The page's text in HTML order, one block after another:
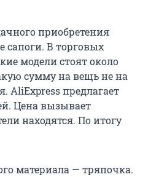
приобретения
сапоги. В торговых
модели стоят около
сумму на вещь не на
AliExpress предлагает
Цена вызывает
находятся. По итогу
материала — тряпочка.